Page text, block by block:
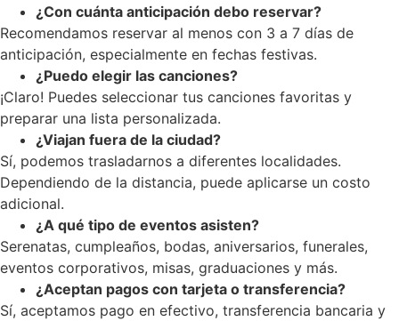
¿Con cuánta anticipación debo reservar?
Recomendamos reservar al menos con 3 a 7 días de
anticipación, especialmente en fechas festivas.
¿Puedo elegir las canciones?
¡Claro! Puedes seleccionar tus canciones favoritas y
preparar una lista personalizada.
¿Viajan fuera de la ciudad?
Sí, podemos trasladarnos a diferentes localidades.
Dependiendo de la distancia, puede aplicarse un costo
adicional.
¿A qué tipo de eventos asisten?
Serenatas, cumpleaños, bodas, aniversarios, funerales,
eventos corporativos, misas, graduaciones y más.
¿Aceptan pagos con tarjeta o transferencia?
Sí, aceptamos pago en efectivo, transferencia bancaria y